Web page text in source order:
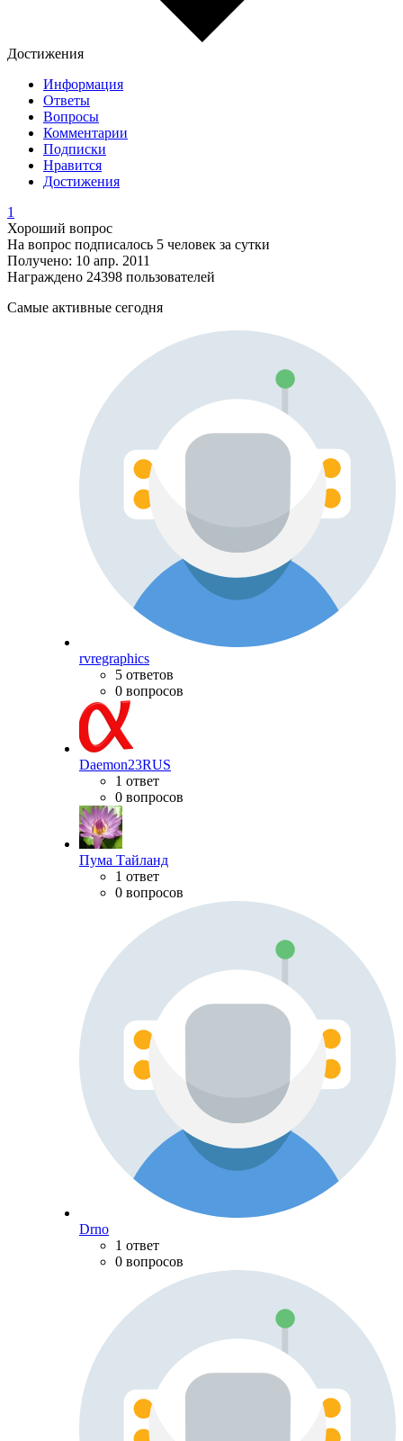
Достижения
Информация
Ответы
Вопросы
Комментарии
Подписки
Нравится
Достижения
1
Хороший вопрос
На вопрос подписалось 5 человек за сутки
Получено: 10 апр. 2011
Награждено 24398 пользователей
Самые активные сегодня
rvregraphics
5 ответов
0 вопросов
Daemon23RUS
1 ответ
0 вопросов
Пума Тайланд
1 ответ
0 вопросов
Drno
1 ответ
0 вопросов